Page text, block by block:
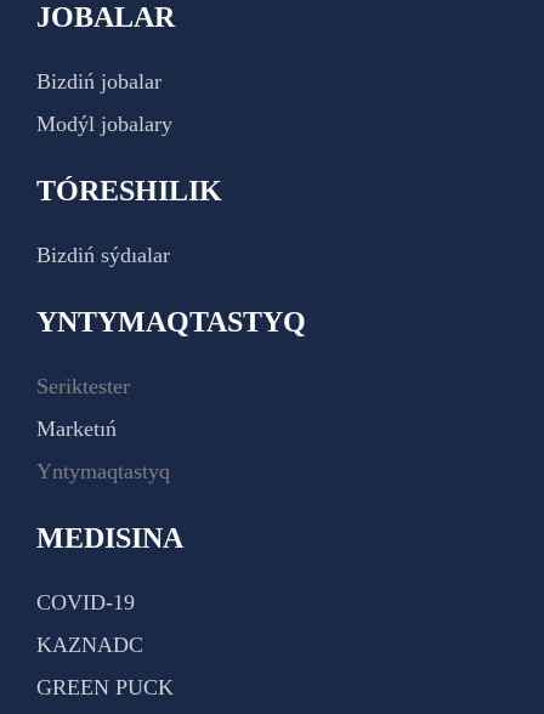
JOBALAR
Bizdiń jobalar
Modýl jobalary
TÓRESHILIK
Bizdiń sýdıalar
YNTYMAQTASTYQ
Seriktester
Marketıń
Yntymaqtastyq
MEDISINA
COVID-19
KAZNADC
GREEN PUCK